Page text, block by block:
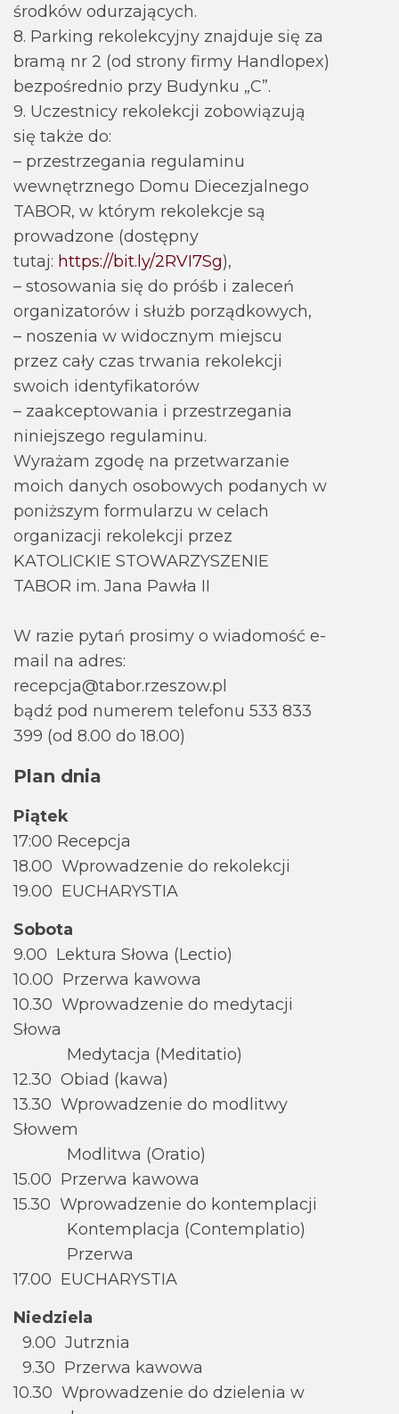
środków odurzających.
8. Parking rekolekcyjny znajduje się za
bramą nr 2 (od strony firmy Handlopex)
bezpośrednio przy Budynku „C”.
9. Uczestnicy rekolekcji zobowiązują
się także do:
– przestrzegania regulaminu
wewnętrznego Domu Diecezjalnego
TABOR, w którym rekolekcje są
prowadzone (dostępny
tutaj: https://bit.ly/2RVI7Sg),
– stosowania się do próśb i zaleceń
organizatorów i służb porządkowych,
– noszenia w widocznym miejscu
przez cały czas trwania rekolekcji
swoich identyfikatorów
– zaakceptowania i przestrzegania
niniejszego regulaminu.
Wyrażam zgodę na przetwarzanie
moich danych osobowych podanych w
poniższym formularzu w celach
organizacji rekolekcji przez
KATOLICKIE STOWARZYSZENIE
TABOR im. Jana Pawła II
W razie pytań prosimy o wiadomość e-
mail na adres:
recepcja@tabor.rzeszow.pl
bądź pod numerem telefonu 533 833
399 (od 8.00 do 18.00)
Plan dnia
Piątek
17:00 Recepcja
18.00 Wprowadzenie do rekolekcji
19.00 EUCHARYSTIA
Sobota
9.00 Lektura Słowa (Lectio)
10.00 Przerwa kawowa
10.30 Wprowadzenie do medytacji
Słowa
Medytacja (Meditatio)
12.30 Obiad (kawa)
13.30 Wprowadzenie do modlitwy
Słowem
Modlitwa (Oratio)
15.00 Przerwa kawowa
15.30 Wprowadzenie do kontemplacji
Kontemplacja (Contemplatio)
Przerwa
17.00 EUCHARYSTIA
Niedziela
9.00 Jutrznia
9.30 Przerwa kawowa
10.30 Wprowadzenie do dzielenia w